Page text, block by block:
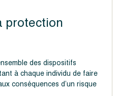
protection
des dispositifs
à chaque individu de faire
conséquences d’un risque